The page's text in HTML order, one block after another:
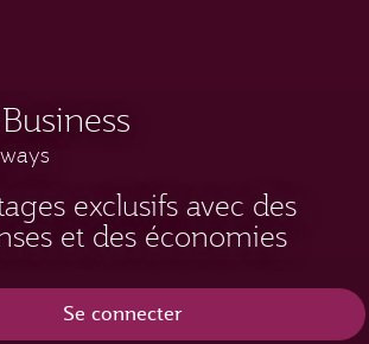
exclusifs avec des
et des économies
Se connecter